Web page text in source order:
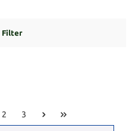
Filter
2 3